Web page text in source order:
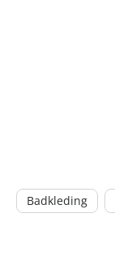
Badkleding